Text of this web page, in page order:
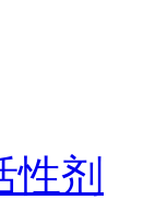
性剂